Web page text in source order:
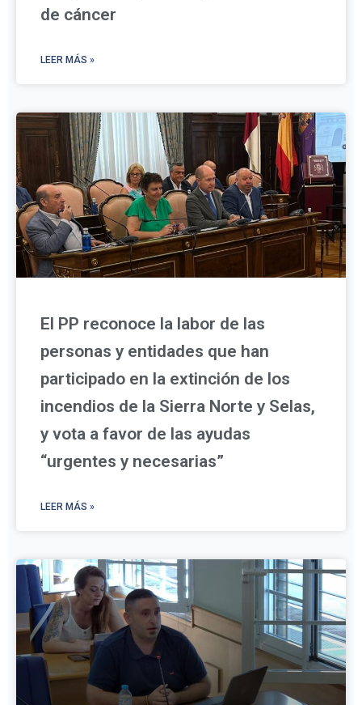
de cáncer
LEER MÁS »
El PP reconoce la labor de las
personas y entidades que han
participado en la extinción de los
incendios de la Sierra Norte y Selas,
y vota a favor de las ayudas
“urgentes y necesarias”
LEER MÁS »